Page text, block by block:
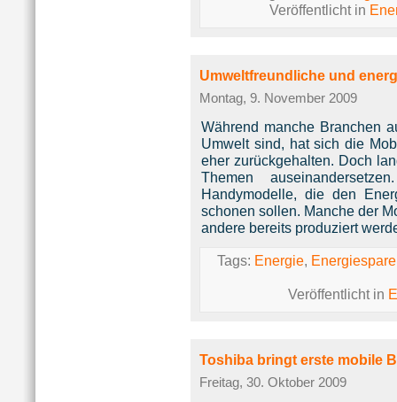
Veröffentlicht in
Umweltfreundliche und
Montag, 9. November 2009
Während manche Branchen
Umwelt sind, hat sich die
eher zurückgehalten. Doch
Themen
Handymodelle, die den
schonen sollen. Manche der
andere bereits produziert
Tags: Energie,
Veröffentlicht in
Toshiba bringt erste mobile
Freitag, 30. Oktober 2009